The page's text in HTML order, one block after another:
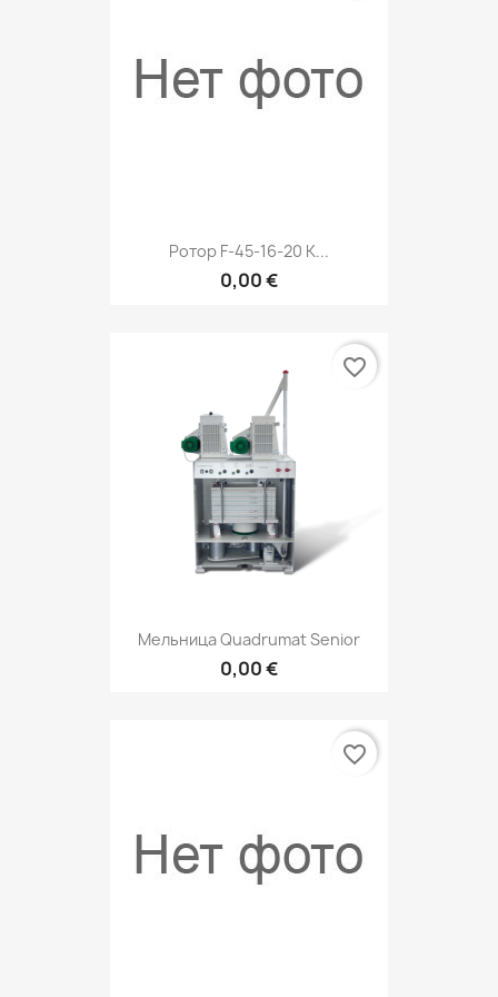
Ротор F-45-16-20 К...
0,00 €
Мельница Quadrumat Senior
0,00 €
favorite_border
favorite_border